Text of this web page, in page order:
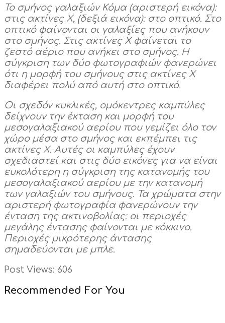
Το σμήνος γαλαξιών Κόμα (αριστερή εικόνα):
στις ακτίνες Χ, (δεξιά εικόνα): στο οπτικό. Στο
οπτικό φαίνονται οι γαλαξίες που ανήκουν
στο σμήνος. Στις ακτίνες Χ φαίνεται το
ζεστό αέριο που ανήκει στο σμήνος. Η
σύγκριση των δύο φωτογραφιών φανερώνει
ότι η μορφή του σμήνους στις ακτίνες Χ
διαφέρει πολύ από αυτή στο οπτικό.
Οι σχεδόν κυκλικές, ομόκεντρες καμπύλες
δείχνουν την έκταση και μορφή του
μεσογαλαξιακού αερίου που γεμίζει όλο τον
χώρο μέσα στο σμήνος και εκπέμπει τις
ακτίνες Χ. Αυτές οι καμπύλες έχουν
σχεδιαστεί και στις δύο εικόνες για να είναι
ευκολότερη η σύγκριση της κατανομής του
μεσογαλαξιακού αερίου με την κατανομή
των γαλαξιών του σμήνους. Τα χρώματα στην
αριστερή φωτογραφία φανερώνουν την
ένταση της ακτινοβολίας: οι περιοχές
μεγάλης έντασης φαίνονται με κόκκινο.
Περιοχές μικρότερης άντασης
σημαδεύονται με μπλε.
Post Views: 606
Recommended For You